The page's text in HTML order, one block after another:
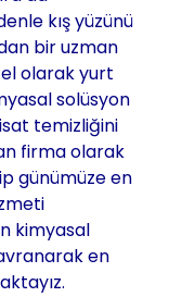
kış yüzünü
bir uzman
olarak yurt
solüsyon
temizliğini
firma olarak
günümüze en
kimyasal
en